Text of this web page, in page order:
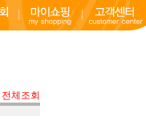
전체조회